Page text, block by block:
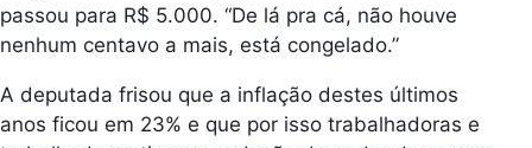
passou para R$ 5.000. “De lá pra cá, não houve
nenhum centavo a mais, está congelado.”
A deputada frisou que a inflação destes últimos
anos ficou em 23% e que por isso trabalhadoras e